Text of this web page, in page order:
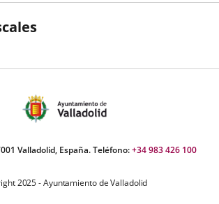
Valladolid, España. Teléfono:+34 983 426 100
2025 - Ayuntamiento de Valladolid